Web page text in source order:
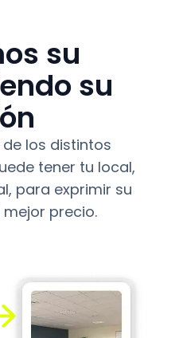
su
su
los distintos
tener tu local,
para exprimir su
precio.